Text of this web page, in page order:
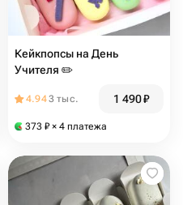
Кейкпопсы на День
Учителя ✏️
4.943 тыс. 1 490₽
373 ₽ × 4 платежа